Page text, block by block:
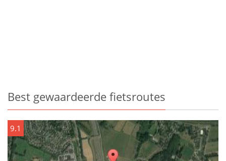
Best gewaardeerde fietsroutes
9.1